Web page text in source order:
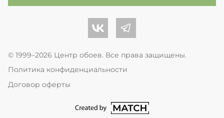
Центр обоев во Вконтакте
Центр обоев в Телеграме
© 1999–2026 Центр обоев. Все права защищены.
Политика конфиденциальности
Договор оферты
перейти на сайт студии Match